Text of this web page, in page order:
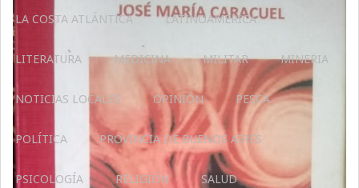
LA COSTA ATLÁNTICA LATINOAMERICA
LITERATURA MEDICINA MILITAR MINERIA
NOTICIAS LOCALES OPINIÓN PESCA
POLÍTICA PROVINCIA DE BUENOS AIRES
PSICOLOGÍA RELIGIÓN SALUD